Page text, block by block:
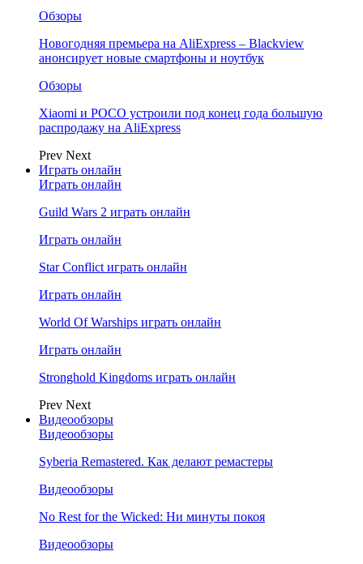
Обзоры
Новогодняя премьера на AliExpress – Blackview
анонсирует новые смартфоны и ноутбук
Обзоры
Xiaomi и POCO устроили под конец года большую
распродажу на AliExpress
Prev Next
Играть онлайн
Играть онлайн
Guild Wars 2 играть онлайн
Играть онлайн
Star Conflict играть онлайн
Играть онлайн
World Of Warships играть онлайн
Играть онлайн
Stronghold Kingdoms играть онлайн
Prev Next
Видеообзоры
Видеообзоры
Syberia Remastered. Как делают ремастеры
Видеообзоры
No Rest for the Wicked: Ни минуты покоя
Видеообзоры